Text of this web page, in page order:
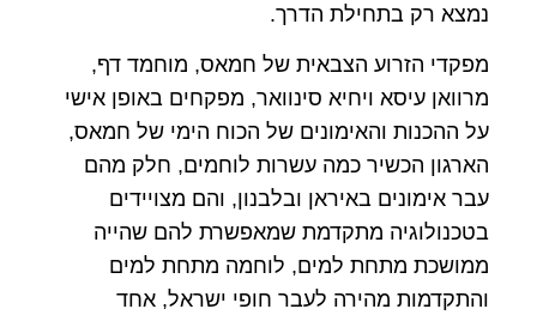
נמצא רק בתחילת הדרך.
מפקדי הזרוע הצבאית של חמאס, מוחמד דף,
מרוואן עיסא ויחיא סינוואר, מפקחים באופן אישי
על ההכנות והאימונים של הכוח הימי של חמאס,
הארגון הכשיר כמה עשרות לוחמים, חלק מהם
עבר אימונים באיראן ובלבנון, והם מצויידים
בטכנולוגיה מתקדמת שמאפשרת להם שהייה
ממושכת מתחת למים, לוחמה מתחת למים
והתקדמות מהירה לעבר חופי ישראל, אחד